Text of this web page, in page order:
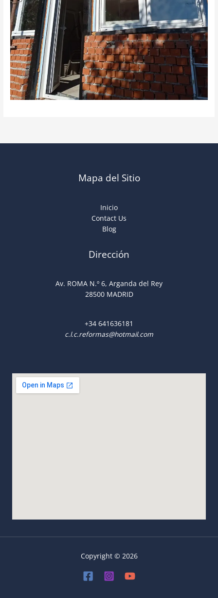
Mapa del Sitio
Inicio
Contact Us
Blog
Dirección
Av. ROMA N.º 6, Arganda del Rey
28500 MADRID
+34 641636181
c.l.c.reformas@hotmail.com
Copyright © 2026